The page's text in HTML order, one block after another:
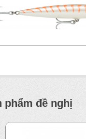
phẩm đề nghị